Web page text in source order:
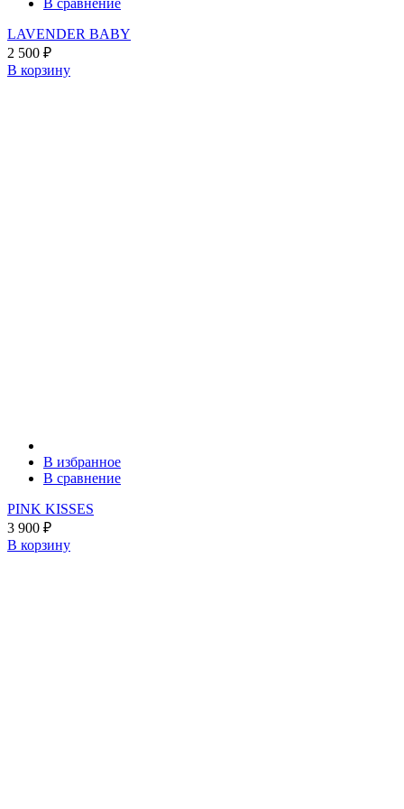
В сравнение
LAVENDER BABY
2 500 ₽
В корзину
В избранное
В сравнение
PINK KISSES
3 900 ₽
В корзину